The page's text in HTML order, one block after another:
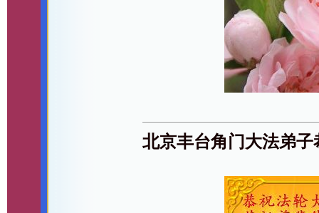
北京丰台角门大法弟